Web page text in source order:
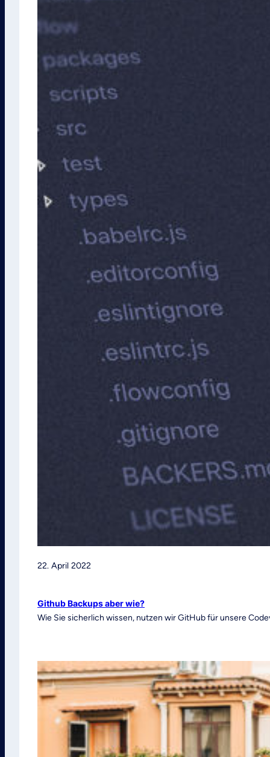
22. April 2022
Github Backups aber wie?
Wie Sie sicherlich wissen, nutzen wir GitHub für unsere